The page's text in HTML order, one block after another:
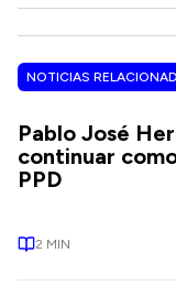
NOTICIAS
Pablo José
continuar
PPD
2 MIN